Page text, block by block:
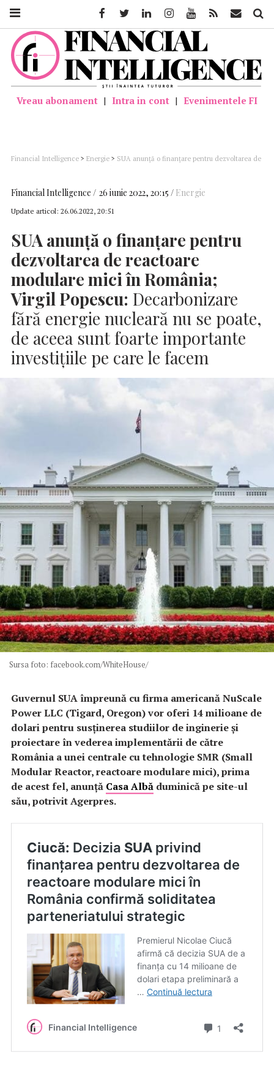
Vreau abonament | Intra in cont | Evenimentele FI
Financial Intelligence > Energie > SUA anunţă o finanţare pentru dezvoltarea de
Financial Intelligence 26 iunie 2022, 20:15 Energie
Update articol: 26.06.2022, 20:51
SUA anunţă o finanţare pentru
dezvoltarea de reactoare
modulare mici în România;
Virgil Popescu: Decarbonizare
fără energie nucleară nu se poate,
de aceea sunt foarte importante
investițiile pe care le facem
Sursa foto: facebook.com/WhiteHouse/
Guvernul SUA împreună cu firma americană NuScale
Power LLC (Tigard, Oregon) vor oferi 14 milioane de
dolari pentru susţinerea studiilor de inginerie şi
proiectare în vederea implementării de către
România a unei centrale cu tehnologie SMR (Small
Modular Reactor, reactoare modulare mici), prima
de acest fel, anunţă Casa Albă duminică pe site-ul
său, potrivit Agerpres.
FacebookTwitter LinkedinInstagramYoutube Feed Mail